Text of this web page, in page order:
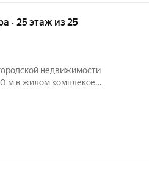
· 25 этаж из 25
недвижимости
м в жилом комплексе
в полноценный